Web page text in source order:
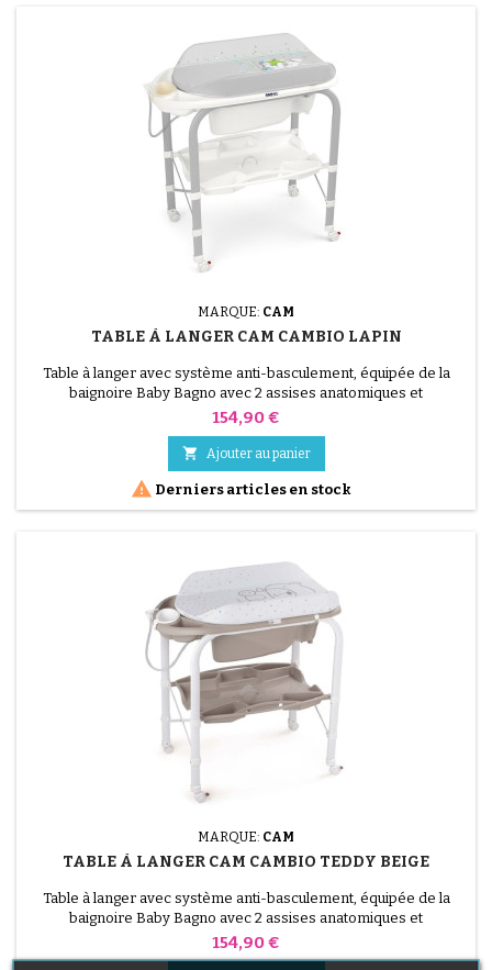
MARQUE: CAM
TABLE À LANGER CAM CAMBIO LAPIN
Table à langer avec système anti-basculement, équipée de la
baignoire Baby Bagno avec 2 assises anatomiques et
antidérapantes (une inclinée pour les bébés de 0 à 6 mois et une
porte-savon et porte-éponge, petite douche, bouchon et tuyau
pour l’évacuation de l’eau, tiroir porte-objets avec...
Prix
154,90 €
 Ajouter au panier
 Derniers articles en stock
MARQUE: CAM
TABLE À LANGER CAM CAMBIO TEDDY BEIGE
Table à langer avec système anti-basculement, équipée de la
baignoire Baby Bagno avec 2 assises anatomiques et
antidérapantes (une inclinée pour les bébés de 0 à 6 mois et une
assise avec accoudoirs pour les bébés de 6 à 12 mois). Espaces
Prix
154,90 €